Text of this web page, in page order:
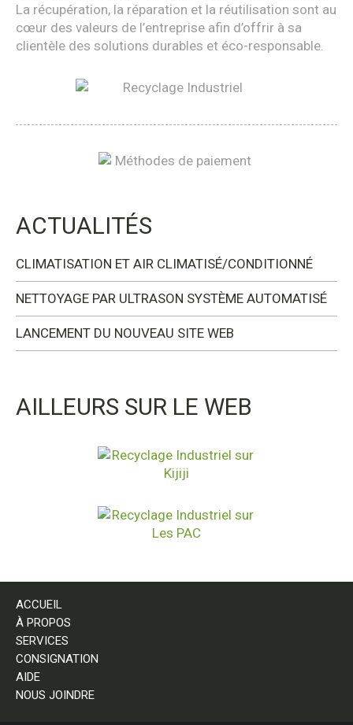
La récupération, la réparation et la réutilisation sont au
cœur des valeurs de l’entreprise afin d’offrir à sa
clientèle des solutions durables et éco-responsable.
ACTUALITÉS
CLIMATISATION ET AIR CLIMATISÉ/CONDITIONNÉ
NETTOYAGE PAR ULTRASON SYSTÈME AUTOMATISÉ
LANCEMENT DU NOUVEAU SITE WEB
AILLEURS SUR LE WEB
ACCUEIL
À PROPOS
SERVICES
CONSIGNATION
AIDE
NOUS JOINDRE